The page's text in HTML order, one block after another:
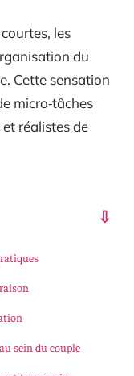
les
du
Cette sensation
micro‑tâches
réalistes de
sein du couple